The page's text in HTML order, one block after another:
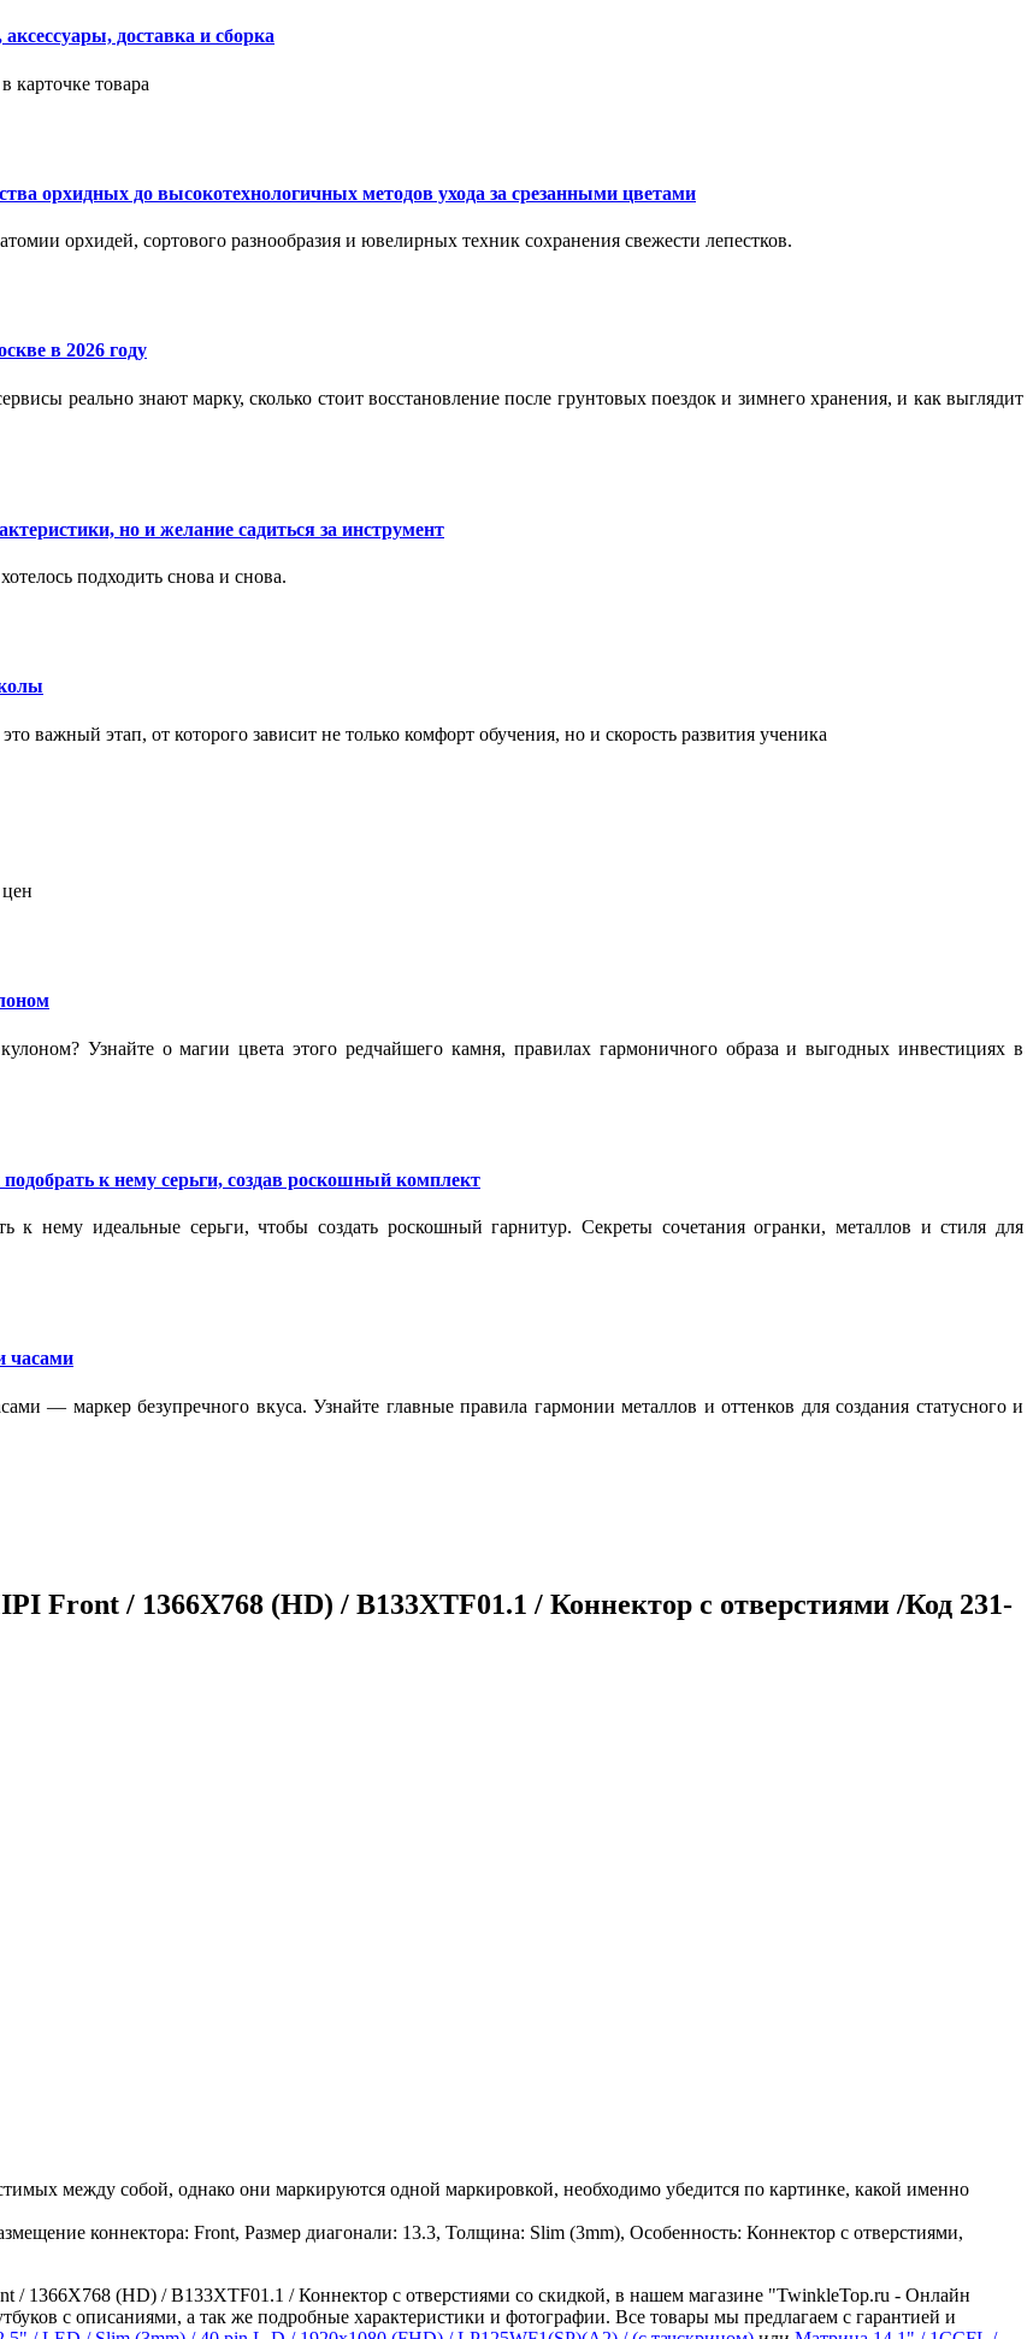
доставка и сборка
карточке товара
орхидных до высокотехнологичных методов ухода за срезанными цветами
орхидей, сортового разнообразия и ювелирных техник сохранения свежести лепестков.
в 2026 году
реально знают марку, сколько стоит восстановление после грунтовых поездок и зимнего хранения, и как выглядит
но и желание садиться за инструмент
подходить снова и снова.
этап, от которого зависит не только комфорт обучения, но и скорость развития ученика
Узнайте о магии цвета этого редчайшего камня, правилах гармоничного образа и выгодных инвестициях в
к нему серьги, создав роскошный комплект
к нему идеальные серьги, чтобы создать роскошный гарнитур. Секреты сочетания огранки, металлов и стиля для
часами
— маркер безупречного вкуса. Узнайте главные правила гармонии металлов и оттенков для создания статусного и
Front / 1366X768 (HD) / B133XTF01.1 / Коннектор с отверстиями /Код 231-
между собой, однако они маркируются одной маркировкой, необходимо убедится по картинке, какой именно
коннектора: Front, Размер диагонали: 13.3, Толщина: Slim (3mm), Особенность: Коннектор с отверстиями,
1366X768 (HD) / B133XTF01.1 / Коннектор с отверстиями со скидкой, в нашем магазине "TwinkleTop.ru - Онлайн
с описаниями, а так же подробные характеристики и фотографии. Все товары мы предлагаем с гарантией и